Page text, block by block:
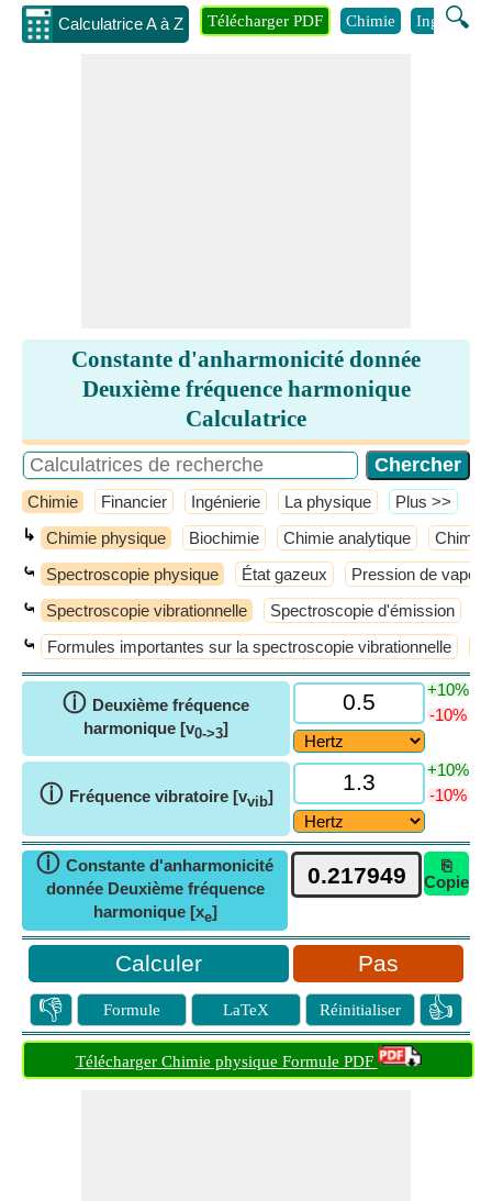
Calculatrice A à Z 🔍
Télécharger PDF Chimie Ingénierie
Constante d'anharmonicité donnée
Deuxième fréquence harmonique
Calculatrice
Chimie Financier Ingénierie La physique ​Plus >>
↳ Chimie physique Biochimie Chimie analytique Chimie
⤿ Spectroscopie physique État gazeux Pression de vapeur
⤿ Spectroscopie vibrationnelle Spectroscopie d'émission
⤿ Formules importantes sur la spectroscopie vibrationnelle
ⓘ Deuxième fréquence
harmonique [v0->3]
+10%
-10%
ⓘ Fréquence vibratoire [vvib]
+10%
-10%
ⓘ Constante d'anharmonicité
donnée Deuxième fréquence
harmonique [xe]
⎘
Copie
Pas
👎 Formule LaTeX Réinitialiser 👍
Télécharger Chimie physique Formule PDF